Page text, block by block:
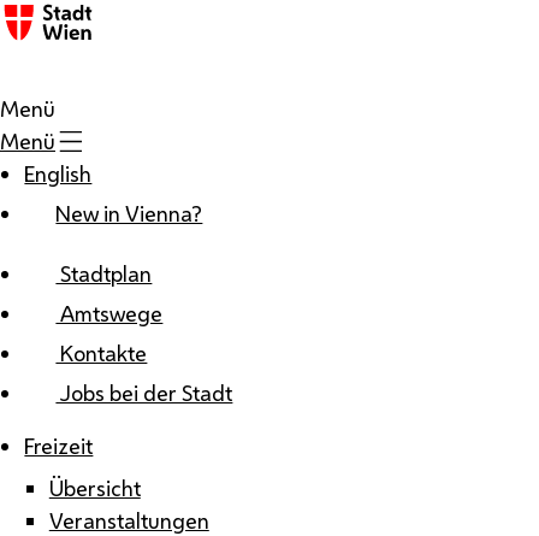
Zum Inhalt
Menü
Menü
English
New in Vienna?
Stadtplan
Amtswege
Kontakte
Jobs bei der Stadt
Freizeit
Übersicht
Veranstaltungen